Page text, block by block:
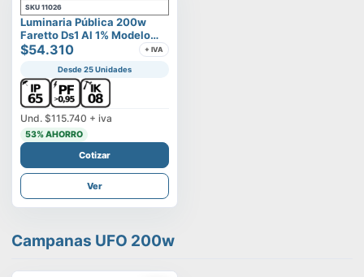
SKU 11026
Luminaria Pública 200w
Faretto Ds1 Al 1% Modelo
Calisto
$54.310 + IVA
Desde 25 Unidades
Und. $115.740 + iva
53% AHORRO
Cotizar
Ver
Campanas UFO 200w